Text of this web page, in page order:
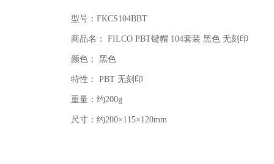
型号：FKCS104BBT
商品名： FILCO PBT键帽 104套装 黑色 无刻印
颜色： 黑色
特性： PBT 无刻印
重量：约200g
尺寸：约200×115×120mm